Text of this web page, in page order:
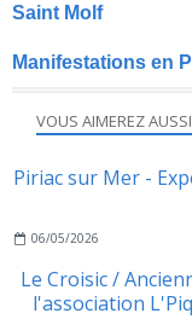
VOUS AIMEREZ
Piriac sur Mer -
06/05/2026
Le Croisic /
l'association
Saint Molf
Manifestations en